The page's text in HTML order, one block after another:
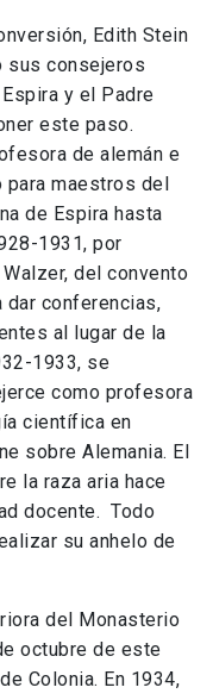
Edith Stein
sus consejeros
y el Padre
este paso.
de alemán e
maestros del
de Espira hasta
1931, por
del convento
dar conferencias,
al lugar de la
1933, se
como profesora
científica en
sobre Alemania. El
la raza aria hace
docente. Todo
su anhelo de
del Monasterio
octubre de este
Colonia. En 1934,